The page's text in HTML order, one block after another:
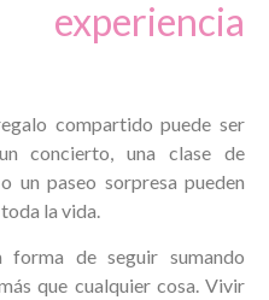
compartido puede ser
concierto, una clase de
un paseo sorpresa pueden
la vida.
forma de seguir sumando
que cualquier cosa. Vivir